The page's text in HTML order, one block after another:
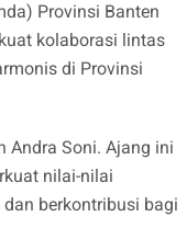
Provinsi Banten
kolaborasi lintas
di Provinsi
Andra Soni. Ajang ini
nilai-nilai
berkontribusi bagi